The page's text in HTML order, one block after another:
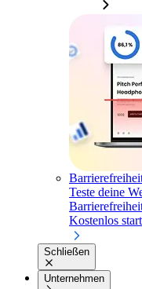
Teste deine
Kostenlos
Schließen
Unternehmen